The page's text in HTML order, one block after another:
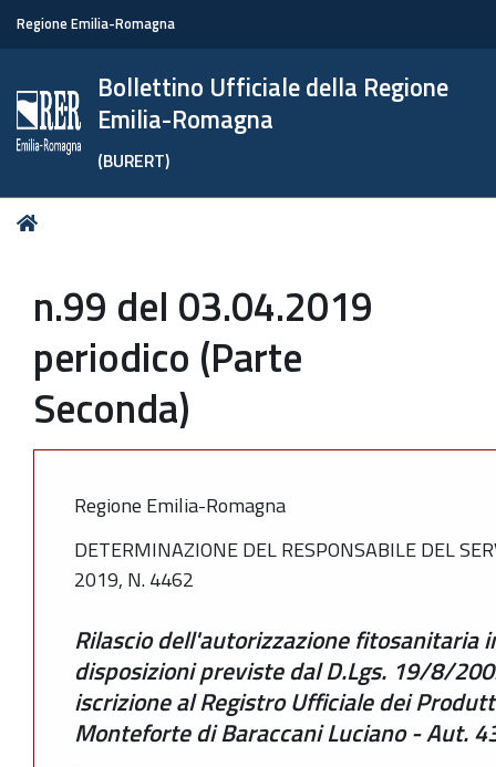
Regione Emilia-Romagna
Bollettino Ufficiale della Regione
Emilia-Romagna
(BURERT)
Tu
n.99 del 03.04.2019
periodico (Parte
Seconda)
Regione Emilia-Romagna
DETERMINAZIONE DEL RESPONSABILE DEL
2019, N. 4462
Rilascio dell'autorizzazione fitosanitaria
disposizioni previste dal D.Lgs. 19/8/
iscrizione al Registro Ufficiale dei
Monteforte di Baraccani Luciano - Aut.